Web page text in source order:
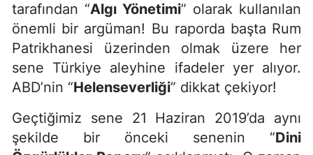
tarafından “Algı Yönetimi” olarak kullanılan
önemli bir argüman! Bu raporda başta Rum
Patrikhanesi üzerinden olmak üzere her
sene Türkiye aleyhine ifadeler yer alıyor.
ABD’nin “Helenseverliği” dikkat çekiyor!
Geçtiğimiz sene 21 Haziran 2019’da aynı
şekilde bir önceki senenin “Dini